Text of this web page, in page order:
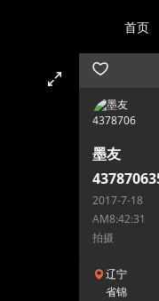
首页
墨友
2017-7-18
AM8:42:31
拍摄
辽宁
省锦